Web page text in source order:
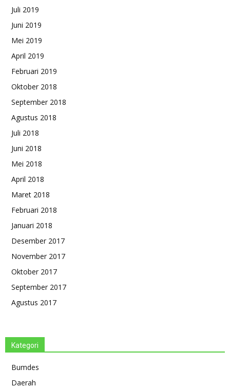
Juli 2019
Juni 2019
Mei 2019
April 2019
Februari 2019
Oktober 2018
September 2018
Agustus 2018
Juli 2018
Juni 2018
Mei 2018
April 2018
Maret 2018
Februari 2018
Januari 2018
Desember 2017
November 2017
Oktober 2017
September 2017
Agustus 2017
Kategori
Bumdes
Daerah